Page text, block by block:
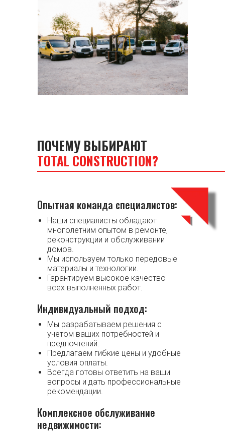
ПОЧЕМУ ВЫБИРАЮТ
TOTAL CONSTRUCTION?
Опытная команда специалистов:
Наши специалисты обладают
многолетним опытом в ремонте,
реконструкции и обслуживании
домов.
Мы используем только передовые
материалы и технологии.
Гарантируем высокое качество
всех выполненных работ.
Индивидуальный подход:
Мы разрабатываем решения с
учетом ваших потребностей и
предпочтений.
Предлагаем гибкие цены и удобные
условия оплаты.
Всегда готовы ответить на ваши
вопросы и дать профессиональные
рекомендации.
Комплексное обслуживание
недвижимости: